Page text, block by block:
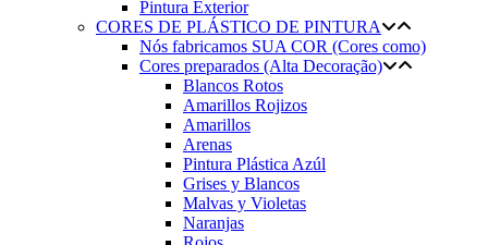
Pintura Exterior
CORES DE PLÁSTICO DE PINTURA
Nós fabricamos SUA COR (Cores como)
Cores preparados (Alta Decoração)
Blancos Rotos
Amarillos Rojizos
Amarillos
Arenas
Pintura Plástica Azúl
Grises y Blancos
Malvas y Violetas
Naranjas